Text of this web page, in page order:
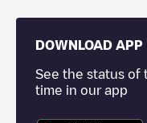
DOWNLOAD APP
See the status of
time in our app